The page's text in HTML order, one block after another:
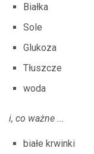
Białka
Sole
Glukoza
Tłuszcze
woda
i, co ważne ...
białe krwinki